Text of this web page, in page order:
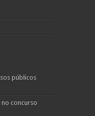
públicos
concurso